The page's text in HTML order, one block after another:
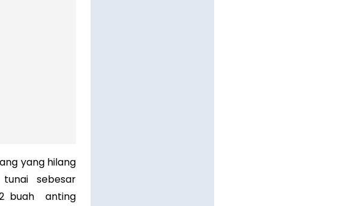
yang hilang
sebesar
2 buah anting